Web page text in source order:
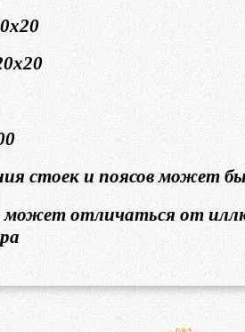
стоек и поясов может
может отличаться от